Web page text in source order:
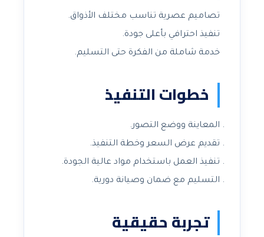
تصاميم عصرية تناسب مختلف الأذواق.
تنفيذ احترافي بأعلى جودة.
خدمة شاملة من الفكرة حتى التسليم.
خطوات التنفيذ
المعاينة ووضع التصور.
تقديم عرض السعر وخطة التنفيذ.
تنفيذ العمل باستخدام مواد عالية الجودة.
التسليم مع ضمان وصيانة دورية.
تجربة حقيقية